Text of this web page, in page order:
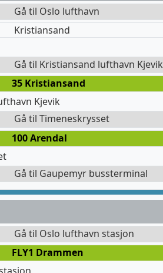
Gå til Oslo lufthavn
Kristiansand
Gå til Kristiansand lufthavn Kjevik
35 Kristiansand
Kjevik
Gå til Timeneskrysset
100 Arendal
Gå til Gaupemyr bussterminal
Gå til Oslo lufthavn stasjon
FLY1 Drammen